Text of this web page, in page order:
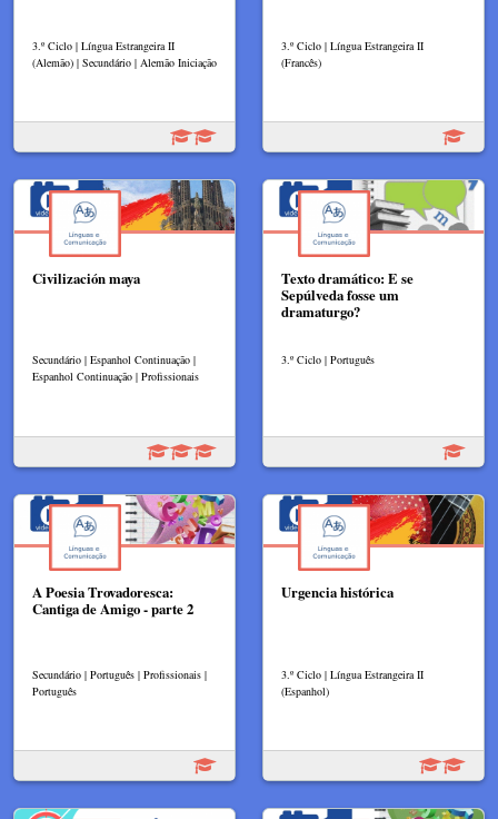
3.º Ciclo | Língua Estrangeira II
(Alemão) | Secundário | Alemão Iniciação
3.º Ciclo | Língua Estrangeira II
(Francês)
Civilización maya
Secundário | Espanhol Continuação |
Espanhol Continuação | Profissionais
Texto dramático: E se
Sepúlveda fosse um
dramaturgo?
3.º Ciclo | Português
A Poesia Trovadoresca:
Cantiga de Amigo - parte 2
Secundário | Português | Profissionais |
Português
Urgencia histórica
3.º Ciclo | Língua Estrangeira II
(Espanhol)